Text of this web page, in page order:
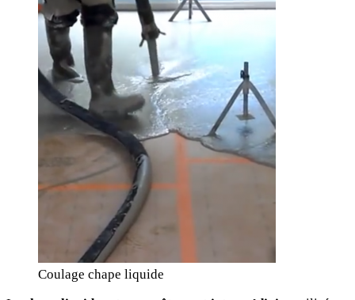
Coulage chape liquide